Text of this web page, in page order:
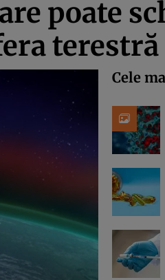
poate
Cele